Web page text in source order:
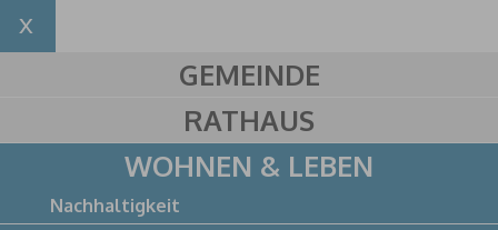
GEMEINDE
RATHAUS
WOHNEN & LEBEN
Nachhaltigkeit